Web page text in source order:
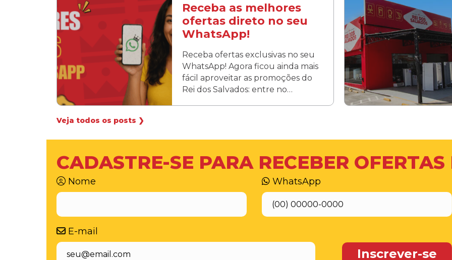
Receba as melhores
ofertas direto no seu
WhatsApp!
Receba ofertas exclusivas no seu
WhatsApp! Agora ficou ainda mais
fácil aproveitar as promoções do
Rei dos Salvados: entre no…
Veja todos os posts ❯
CADASTRE-SE PARA RECEBER
Nome WhatsApp
E-mail